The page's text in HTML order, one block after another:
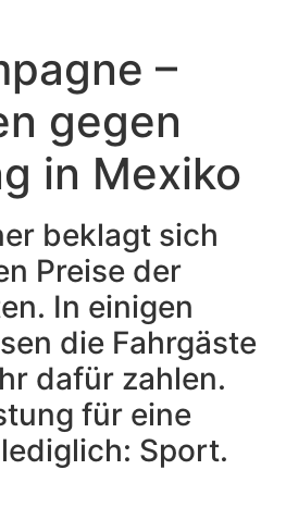
–
gegen
in Mexiko
beklagt sich
Preise der
In einigen
die Fahrgäste
dafür zahlen.
für eine
Sport.